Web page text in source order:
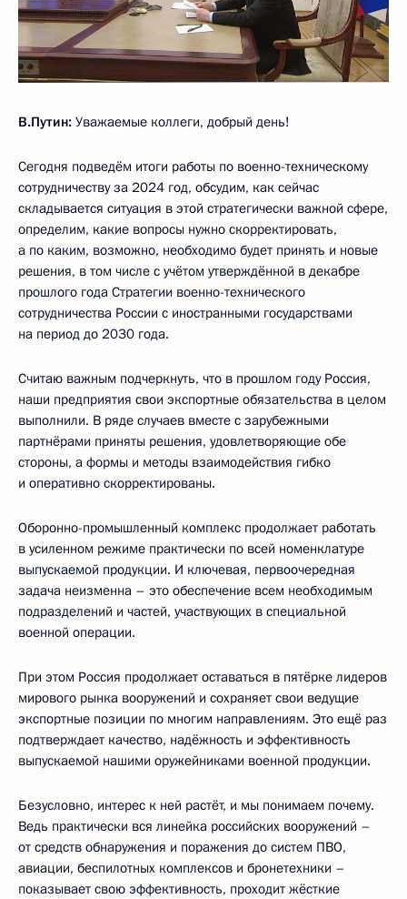
В.Путин: Уважаемые коллеги, добрый день!
Сегодня подведём итоги работы по военно-техническому
сотрудничеству за 2024 год, обсудим, как сейчас
складывается ситуация в этой стратегически важной сфере,
определим, какие вопросы нужно скорректировать,
а по каким, возможно, необходимо будет принять и новые
решения, в том числе с учётом утверждённой в декабре
прошлого года Стратегии военно-технического
сотрудничества России с иностранными государствами
на период до 2030 года.
Считаю важным подчеркнуть, что в прошлом году Россия,
наши предприятия свои экспортные обязательства в целом
выполнили. В ряде случаев вместе с зарубежными
партнёрами приняты решения, удовлетворяющие обе
стороны, а формы и методы взаимодействия гибко
и оперативно скорректированы.
Оборонно-промышленный комплекс продолжает работать
в усиленном режиме практически по всей номенклатуре
выпускаемой продукции. И ключевая, первоочередная
задача неизменна – это обеспечение всем необходимым
подразделений и частей, участвующих в специальной
военной операции.
При этом Россия продолжает оставаться в пятёрке лидеров
мирового рынка вооружений и сохраняет свои ведущие
экспортные позиции по многим направлениям. Это ещё раз
подтверждает качество, надёжность и эффективность
выпускаемой нашими оружейниками военной продукции.
Безусловно, интерес к ней растёт, и мы понимаем почему.
Ведь практически вся линейка российских вооружений –
от средств обнаружения и поражения до систем ПВО,
авиации, беспилотных комплексов и бронетехники –
показывает свою эффективность, проходит жёсткие